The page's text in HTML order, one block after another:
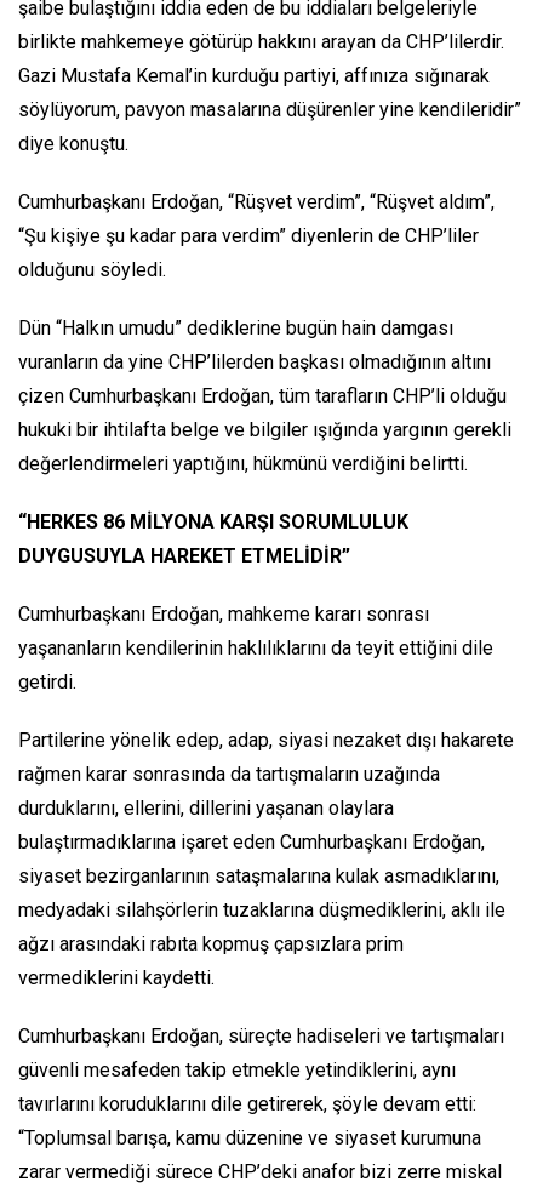
şaibe bulaştığını iddia eden de bu iddiaları belgeleriyle
birlikte mahkemeye götürüp hakkını arayan da CHP’lilerdir.
Gazi Mustafa Kemal’in kurduğu partiyi, affınıza sığınarak
söylüyorum, pavyon masalarına düşürenler yine kendileridir”
diye konuştu.
Cumhurbaşkanı Erdoğan, “Rüşvet verdim”, “Rüşvet aldım”,
“Şu kişiye şu kadar para verdim” diyenlerin de CHP’liler
olduğunu söyledi.
Dün “Halkın umudu” dediklerine bugün hain damgası
vuranların da yine CHP’lilerden başkası olmadığının altını
çizen Cumhurbaşkanı Erdoğan, tüm tarafların CHP’li olduğu
hukuki bir ihtilafta belge ve bilgiler ışığında yargının gerekli
değerlendirmeleri yaptığını, hükmünü verdiğini belirtti.
“HERKES 86 MİLYONA KARŞI SORUMLULUK
DUYGUSUYLA HAREKET ETMELİDİR”
Cumhurbaşkanı Erdoğan, mahkeme kararı sonrası
yaşananların kendilerinin haklılıklarını da teyit ettiğini dile
getirdi.
Partilerine yönelik edep, adap, siyasi nezaket dışı hakarete
rağmen karar sonrasında da tartışmaların uzağında
durduklarını, ellerini, dillerini yaşanan olaylara
bulaştırmadıklarına işaret eden Cumhurbaşkanı Erdoğan,
siyaset bezirganlarının sataşmalarına kulak asmadıklarını,
medyadaki silahşörlerin tuzaklarına düşmediklerini, aklı ile
ağzı arasındaki rabıta kopmuş çapsızlara prim
vermediklerini kaydetti.
Cumhurbaşkanı Erdoğan, süreçte hadiseleri ve tartışmaları
güvenli mesafeden takip etmekle yetindiklerini, aynı
tavırlarını koruduklarını dile getirerek, şöyle devam etti:
“Toplumsal barışa, kamu düzenine ve siyaset kurumuna
zarar vermediği sürece CHP’deki anafor bizi zerre miskal